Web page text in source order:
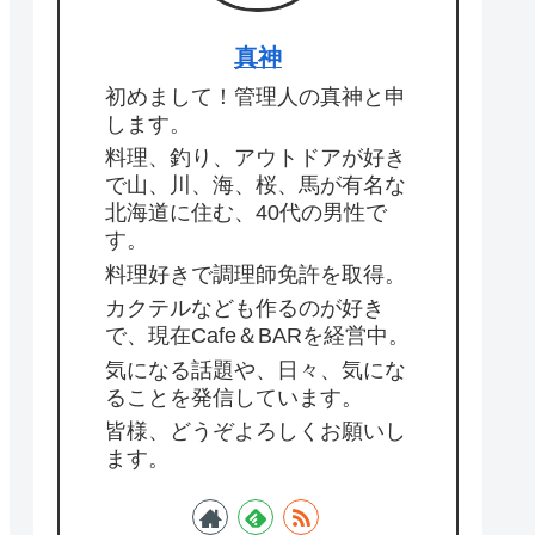
真神
初めまして！管理人の真神と申
します。
料理、釣り、アウトドアが好き
で山、川、海、桜、馬が有名な
北海道に住む、40代の男性で
す。
料理好きで調理師免許を取得。
カクテルなども作るのが好き
で、現在Cafe＆BARを経営中。
気になる話題や、日々、気にな
ることを発信しています。
皆様、どうぞよろしくお願いし
ます。